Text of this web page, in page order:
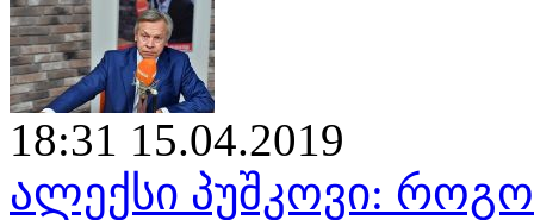
18:31 15.04.2019
ალექსი პუშკოვი: